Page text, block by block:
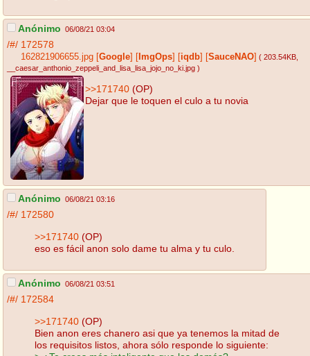
Anónimo 06/08/21 03:04
/#/ 172578
162821906655.jpg Google ImgOps iqdb SauceNAO ( 203.54KB
__caesar_anthonio_zeppeli_and_lisa_lisa_jojo_no_ki.jpg )
>>171740 (OP)
Dejar que le toquen el culo a tu novia
Anónimo 06/08/21 03:16
/#/ 172580
>>171740 (OP)
eso es fácil anon solo dame tu alma y tu culo.
Anónimo 06/08/21 03:51
/#/ 172584
>>171740 (OP)
Bien anon eres chanero asi que ya tenemos la mitad de
los requisitos listos, ahora sólo responde lo siguiente: